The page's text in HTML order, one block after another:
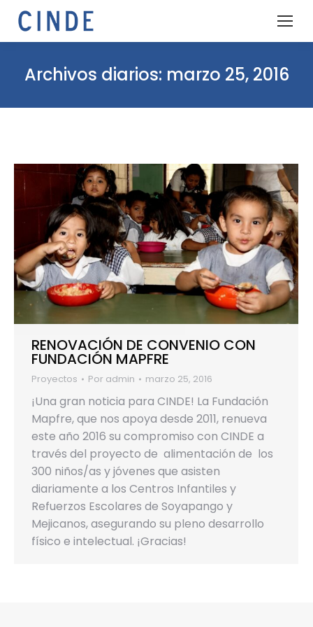
Archivos diarios: marzo 25, 2016
RENOVACIÓN DE CONVENIO CON
FUNDACIÓN MAPFRE
Proyectos Por admin marzo 25, 2016
¡Una gran noticia para CINDE! La Fundación
Mapfre, que nos apoya desde 2011, renueva
este año 2016 su compromiso con CINDE a
través del proyecto de alimentación de los
300 niños/as y jóvenes que asisten
diariamente a los Centros Infantiles y
Refuerzos Escolares de Soyapango y
Mejicanos, asegurando su pleno desarrollo
físico e intelectual. ¡Gracias!